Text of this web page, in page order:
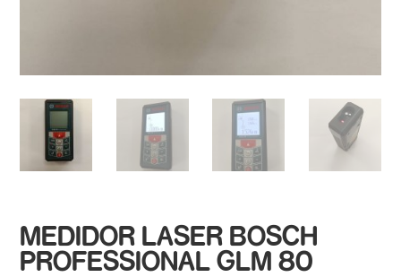
MEDIDOR LASER BOSCH
PROFESSIONAL GLM 80